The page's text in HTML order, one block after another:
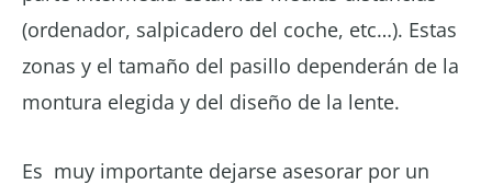
(ordenador, salpicadero del coche, etc…). Estas
zonas y el tamaño del pasillo dependerán de la
montura elegida y del diseño de la lente.
Es muy importante dejarse asesorar por un